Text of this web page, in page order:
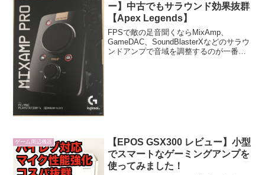
ー】中古でもサラウンド効果抜群
【Apex Legends】
FPSで敵の足音聞くならMixAmp、
GameDAC、SoundBlasterXなどのサラウ
ンドアンプで音域を調整するのが一番で
ゲーム周辺機器
【EPOS GSX300 レビュー】小型
でスマートなゲーミングアンプを
使ってみました！